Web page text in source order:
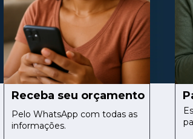
Receba seu orçamento
Pelo WhatsApp com todas as
informações.